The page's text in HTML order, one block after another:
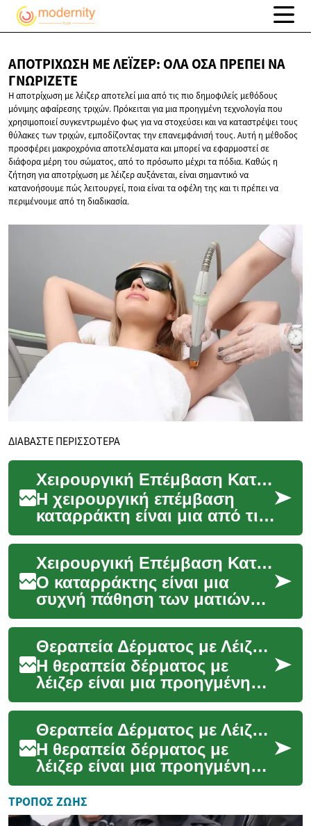
ΑΠΟΤΡΊΧΩΣΗ ΜΕ ΛΈΙΖΕΡ: ΌΛΑ ΌΣΑ ΠΡΈΠΕΙ ΝΑ
ΓΝΩΡΊΖΕΤΕ
Η αποτρίχωση με λέιζερ αποτελεί μια από τις πιο δημοφιλείς μεθόδους
μόνιμης αφαίρεσης τριχών. Πρόκειται για μια προηγμένη τεχνολογία που
χρησιμοποιεί συγκεντρωμένο φως για να στοχεύσει και να καταστρέψει τους
θύλακες των τριχών, εμποδίζοντας την επανεμφάνισή τους. Αυτή η μέθοδος
προσφέρει μακροχρόνια αποτελέσματα και μπορεί να εφαρμοστεί σε
διάφορα μέρη του σώματος, από το πρόσωπο μέχρι τα πόδια. Καθώς η
ζήτηση για αποτρίχωση με λέιζερ αυξάνεται, είναι σημαντικό να
κατανοήσουμε πώς λειτουργεί, ποια είναι τα οφέλη της και τι πρέπει να
περιμένουμε από τη διαδικασία.
ΔΙΑΒΑΣΤΕ ΠΕΡΙΣΣΟΤΕΡΑ
Χειρουργική Επέμβαση Καταρράκτη: Όλα όσα πρέπει να γνωρίζετε
Η χειρουργική επέμβαση
καταρράκτη είναι μια από τις
πιο συχνές και επιτυχημένες
οφθαλμολογικές επεμβάσεις
παγκοσμίως....
Χειρουργική Επέμβαση Καταρράκτη: Όλα όσα Πρέπει να Γνωρίζετε
Ο καταρράκτης είναι μια
συχνή πάθηση των ματιών
που επηρεάζει εκατομμύρια
ανθρώπους παγκοσμίως,
ιδιαίτερα καθώς μεγαλ...
Θεραπεία Δέρματος με Λέιζερ: Όλα Όσα Πρέπει να Γνωρίζετε
Η θεραπεία δέρματος με
λέιζερ είναι μια προηγμένη
τεχνική που χρησιμοποιείται
ευρέως στον τομέα της
αισθητικής ιατρικ...
Θεραπεία Δέρματος με Λέιζερ: Όλα Όσα Πρέπει να Γνωρίζετε
Η θεραπεία δέρματος με
λέιζερ είναι μια προηγμένη
τεχνική που χρησιμοποιείται
για τη βελτίωση της
εμφάνισης του δέρμα...
ΤΡΌΠΟΣ ΖΩΉΣ